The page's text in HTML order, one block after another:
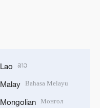
Lao ລາວ
Malay Bahasa Melayu
Mongolian Монгол